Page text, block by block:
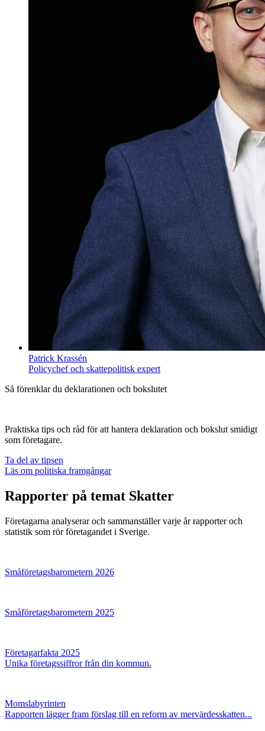
Patrick Krassén
Policychef och skattepolitisk expert
Så förenklar du deklarationen och bokslutet
Praktiska tips och råd för att hantera deklaration och bokslut smidigt
som företagare.
Ta del av tipsen
Läs om politiska framgångar
Rapporter på temat Skatter
Företagarna analyserar och sammanställer varje år rapporter och
statistik som rör företagandet i Sverige.
Småföretagsbarometern 2026
Småföretagsbarometern 2025
Företagarfakta 2025
Unika företagssiffror från din kommun.
Momslabyrinten
Rapporten lägger fram förslag till en reform av mervärdesskatten...